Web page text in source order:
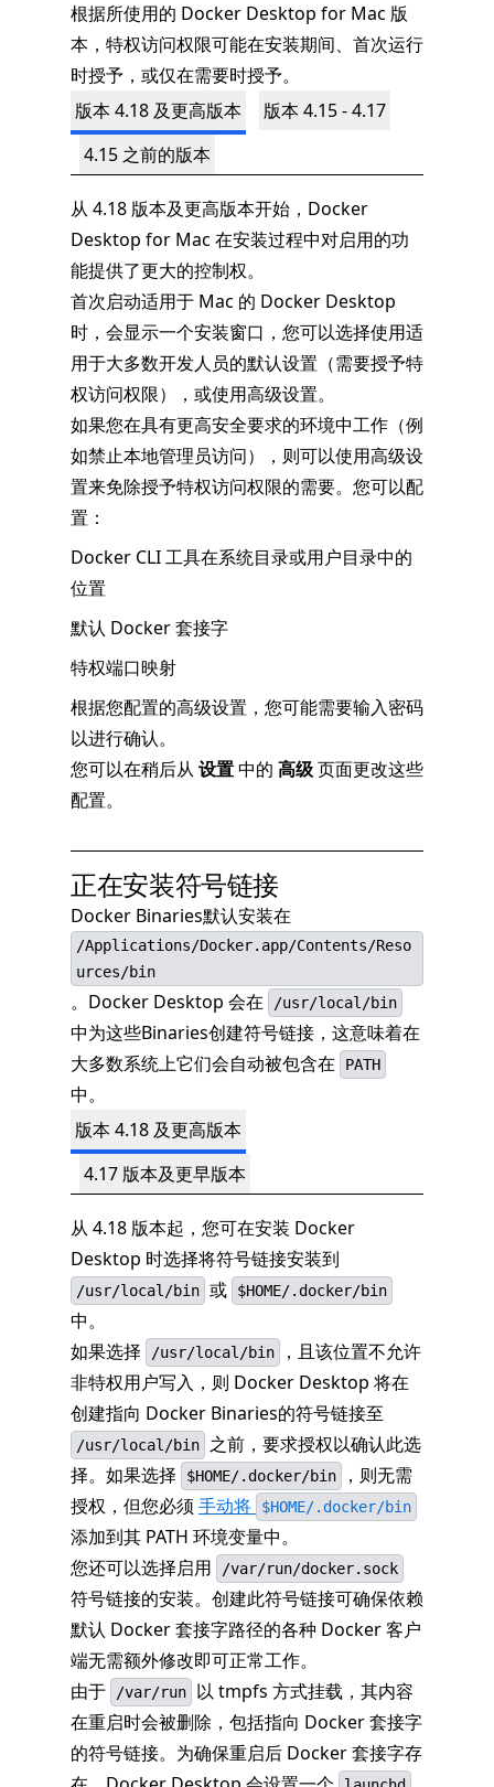
根据所使用的 Docker Desktop for Mac 版
本，特权访问权限可能在安装期间、首次运行
时授予，或仅在需要时授予。
版本 4.18 及更高版本
版本 4.15 - 4.17
4.15 之前的版本
从 4.18 版本及更高版本开始，Docker
Desktop for Mac 在安装过程中对启用的功
能提供了更大的控制权。
首次启动适用于 Mac 的 Docker Desktop
时，会显示一个安装窗口，您可以选择使用适
用于大多数开发人员的默认设置（需要授予特
权访问权限），或使用高级设置。
如果您在具有更高安全要求的环境中工作（例
如禁止本地管理员访问），则可以使用高级设
置来免除授予特权访问权限的需要。您可以配
置：
Docker CLI 工具在系统目录或用户目录中的
位置
默认 Docker 套接字
特权端口映射
根据您配置的高级设置，您可能需要输入密码
以进行确认。
您可以在稍后从 设置中的 高级页面更改这些
配置。
正在安装符号链接
Docker Binaries默认安装在
/Applications/Docker.app/Contents/Reso
urces/bin
。Docker Desktop 会在 /usr/local/bin
中为这些Binaries创建符号链接，这意味着在
大多数系统上它们会自动被包含在
PATH
中。
版本 4.18 及更高版本
4.17 版本及更早版本
从 4.18 版本起，您可在安装 Docker
Desktop 时选择将符号链接安装到
/usr/local/bin 或 $HOME/.docker/bin
中。
如果选择
/usr/local/bin
，且该位置不允许
非特权用户写入，则 Docker Desktop 将在
创建指向 Docker Binaries的符号链接至
/usr/local/bin
之前，要求授权以确认此选
择。如果选择
$HOME/.docker/bin
，则无需
授权，但您必须 手动将 $HOME/.docker/bin
添加到其 PATH 环境变量中。
您还可以选择启用
/var/run/docker.sock
符号链接的安装。创建此符号链接可确保依赖
默认 Docker 套接字路径的各种 Docker 客户
端无需额外修改即可正常工作。
由于
/var/run
以 tmpfs 方式挂载，其内容
在重启时会被删除，包括指向 Docker 套接字
的符号链接。为确保重启后 Docker 套接字存